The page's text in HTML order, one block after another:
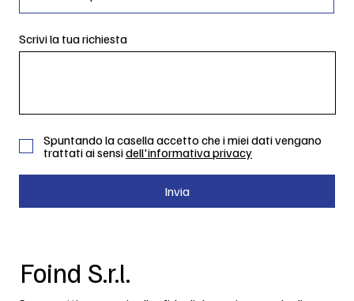
Scrivi la tua richiesta
Spuntando la casella accetto che i miei dati vengano
trattati ai sensidell'informativa privacy
Invia
Foind S.r.l.